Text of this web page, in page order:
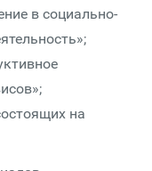
в социально-
на